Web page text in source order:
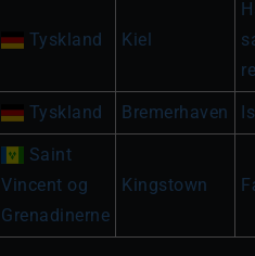
Tyskland Kiel
Tyskland Bremerhaven
Saint
Vincent og
Grenadinerne
Kingstown